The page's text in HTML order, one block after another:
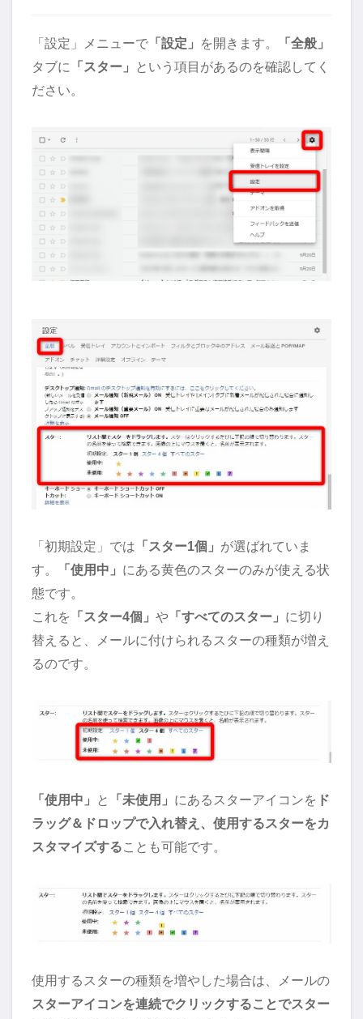
「設定」メニューで 「設定」 を開きます。
「全般」
タブに
「スター」
という項目があるのを確認してく
ださい。
「初期設定」では 「スター1個」 が選ばれていま
す。
「使用中」 にある黄色のスターのみが使える状
態です。
これを
「スター4個」 や 「すべてのスター」 に切り
替えると、メールに付けられるスターの種類が増え
るのです。
「使用中」 と 「未使用」 にあるスターアイコンを ド
ラッグ＆ドロップで入れ替え、使用するスターをカ
スタマイズすることも可能です。
使用するスターの種類を増やした場合は、メールの
スターアイコンを連続でクリックすることでスター